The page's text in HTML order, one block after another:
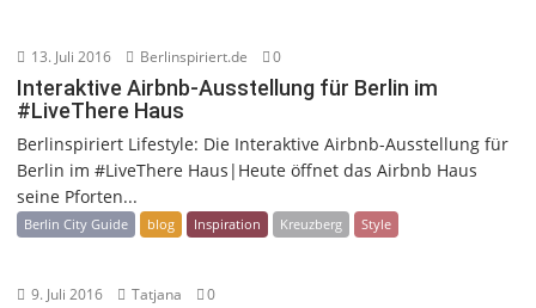
13. Juli 2016 Berlinspiriert.de 0
Interaktive Airbnb-Ausstellung für Berlin im
#LiveThere Haus
Berlinspiriert Lifestyle: Die Interaktive Airbnb-Ausstellung für
Berlin im #LiveThere Haus|Heute öffnet das Airbnb Haus
seine Pforten...
Berlin City Guide blog Inspiration Kreuzberg Style
9. Juli 2016 Tatjana 0